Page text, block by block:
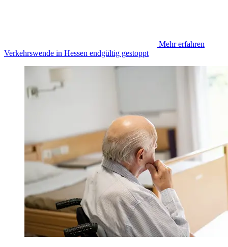
Mehr erfahren
Verkehrswende in Hessen endgültig gestoppt